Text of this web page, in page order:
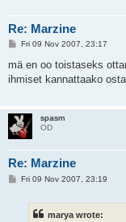
Re: Marzine
P
s
Fri 09 Nov 2007, 23:17
mä en oo toistaseks
ihmiset kannattaako
spasm
OD
Re: Marzine
PFri 09 Nov 2007, 23:19
marya wrote: